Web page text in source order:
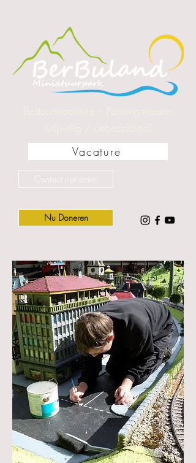
Contact opnemen
Nu Doneren
Vacature